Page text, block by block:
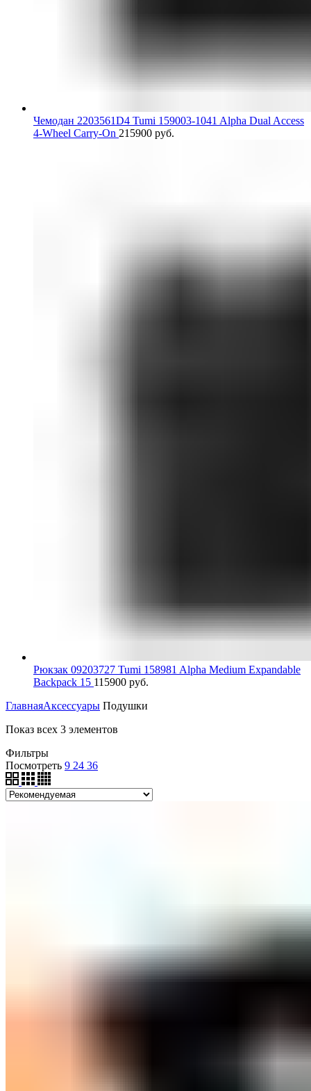
Чемодан 2203561D4 Tumi 159003-1041 Alpha Dual Access
4-Wheel Carry-On 215900 руб.
Рюкзак 09203727 Tumi 158981 Alpha Medium Expandable
Backpack 15 115900 руб.
ГлавнаяАксессуары Подушки
Показ всех 3 элементов
Фильтры
Посмотреть 9 24 36